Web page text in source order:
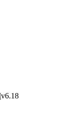
v6.18